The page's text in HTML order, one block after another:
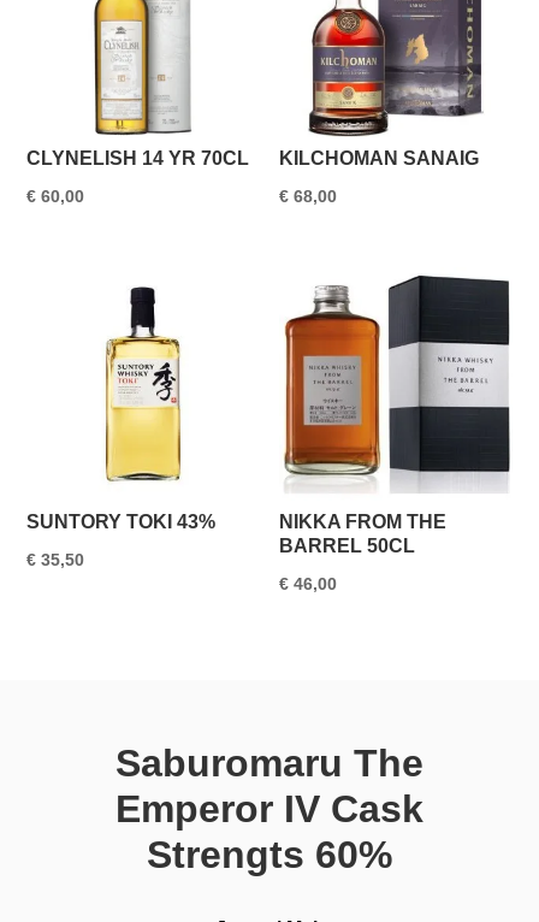
CLYNELISH 14 YR 70CL
€ 60,00
KILCHOMAN SANAIG
€ 68,00
SUNTORY TOKI 43%
€ 35,50
NIKKA FROM THE
BARREL 50CL
€ 46,00
Saburomaru The
Emperor IV Cask
Strengts 60%